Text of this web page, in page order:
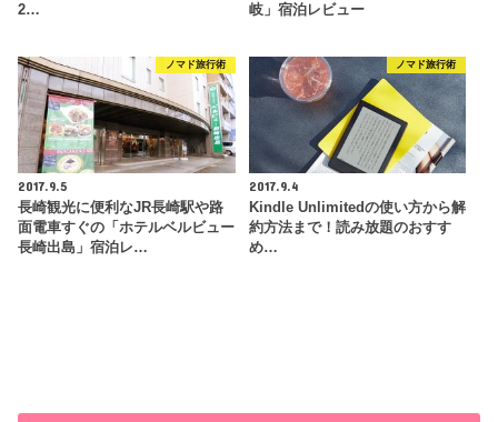
2…
岐」宿泊レビュー
ノマド旅行術
2017.9.5
長崎観光に便利なJR長崎駅や路
面電車すぐの「ホテルベルビュー
長崎出島」宿泊レ…
ノマド旅行術
2017.9.4
Kindle Unlimitedの使い方から解
約方法まで！読み放題のおすす
め…